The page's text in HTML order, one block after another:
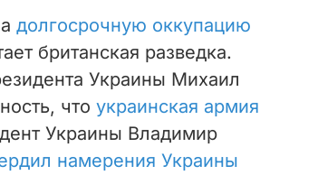
долгосрочную оккупацию
британская разведка.
Украины Михаил
что украинская армия
Украины Владимир
намерения Украины